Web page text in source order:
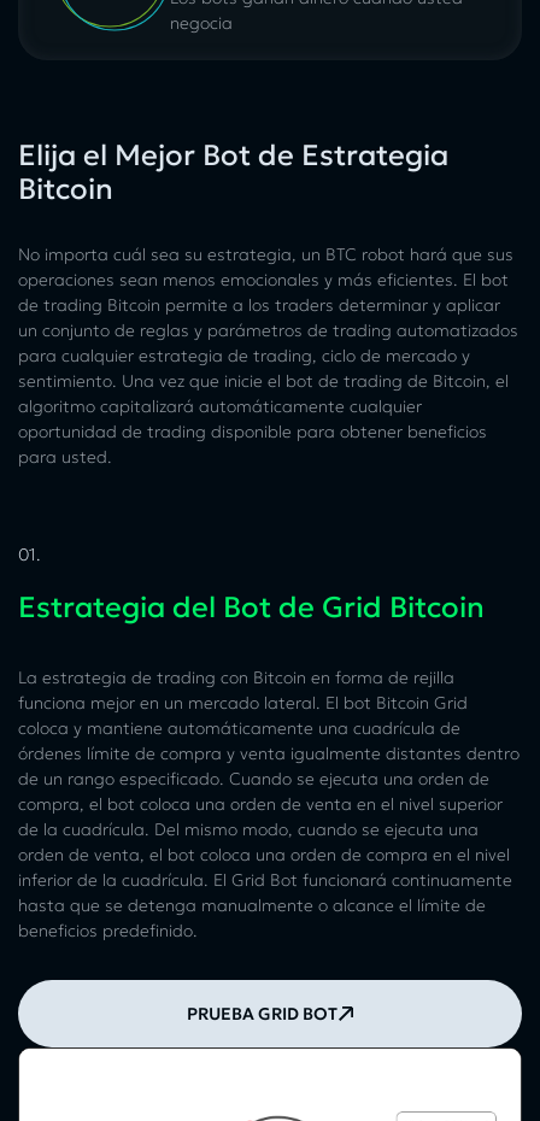
negocia
Elija el Mejor Bot de Estrategia
Bitcoin
No importa cuál sea su estrategia, un BTC robot hará que sus
operaciones sean menos emocionales y más eficientes. El bot
de trading Bitcoin permite a los traders determinar y aplicar
un conjunto de reglas y parámetros de trading automatizados
para cualquier estrategia de trading, ciclo de mercado y
sentimiento. Una vez que inicie el bot de trading de Bitcoin, el
algoritmo capitalizará automáticamente cualquier
oportunidad de trading disponible para obtener beneficios
para usted.
01.
Estrategia del Bot de Grid Bitcoin
La estrategia de trading con Bitcoin en forma de rejilla
funciona mejor en un mercado lateral. El bot Bitcoin Grid
coloca y mantiene automáticamente una cuadrícula de
órdenes límite de compra y venta igualmente distantes dentro
de un rango especificado. Cuando se ejecuta una orden de
compra, el bot coloca una orden de venta en el nivel superior
de la cuadrícula. Del mismo modo, cuando se ejecuta una
orden de venta, el bot coloca una orden de compra en el nivel
inferior de la cuadrícula. El Grid Bot funcionará continuamente
hasta que se detenga manualmente o alcance el límite de
beneficios predefinido.
PRUEBA GRID BOT